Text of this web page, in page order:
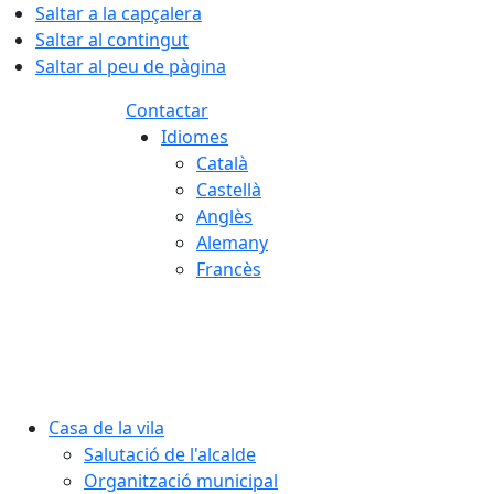
Saltar a la capçalera
Saltar al contingut
Saltar al peu de pàgina
Contactar
Idiomes
Català
Castellà
Anglès
Alemany
Francès
Casa de la vila
Salutació de l'alcalde
Organització municipal